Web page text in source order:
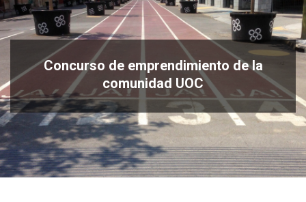
Concurso de emprendimiento de la
comunidad UOC